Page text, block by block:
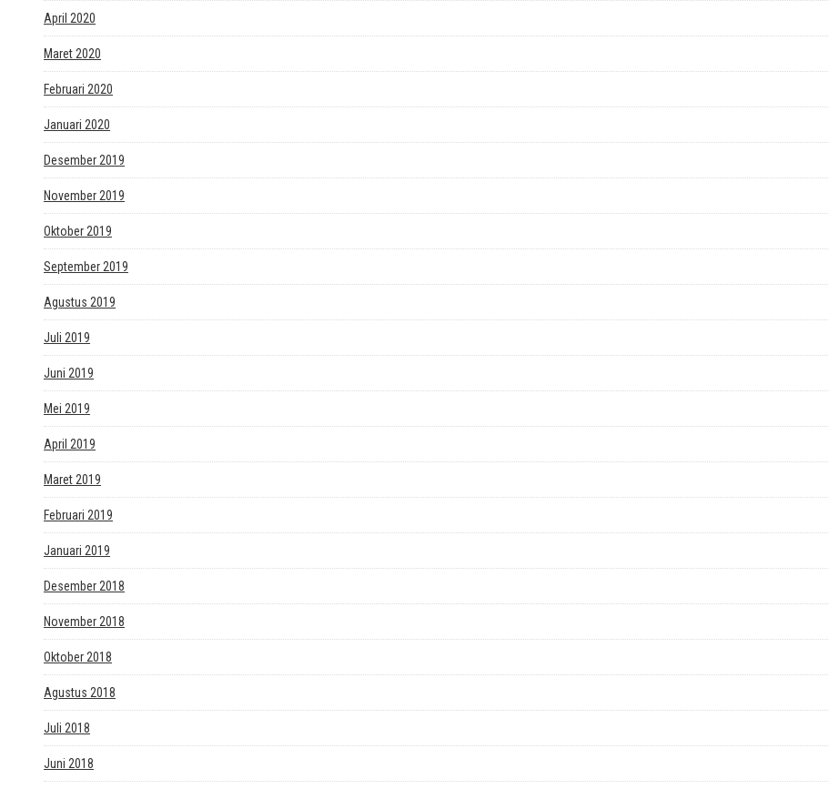
April 2020
Maret 2020
Februari 2020
Januari 2020
Desember 2019
November 2019
Oktober 2019
September 2019
Agustus 2019
Juli 2019
Juni 2019
Mei 2019
April 2019
Maret 2019
Februari 2019
Januari 2019
Desember 2018
November 2018
Oktober 2018
Agustus 2018
Juli 2018
Juni 2018